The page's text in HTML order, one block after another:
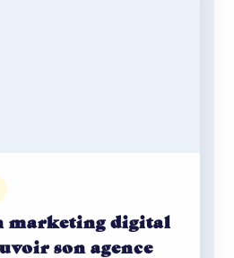
marketing digital
son agence